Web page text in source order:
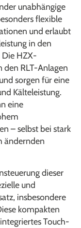
unabhängige
flexible
und erlaubt
in den
Die HZX-
den RLT-Anlagen
sorgen für eine
Kälteleistung.
eine
– selbst bei stark
ändernden
dieser
und
insbesondere
kompakten
Touch-